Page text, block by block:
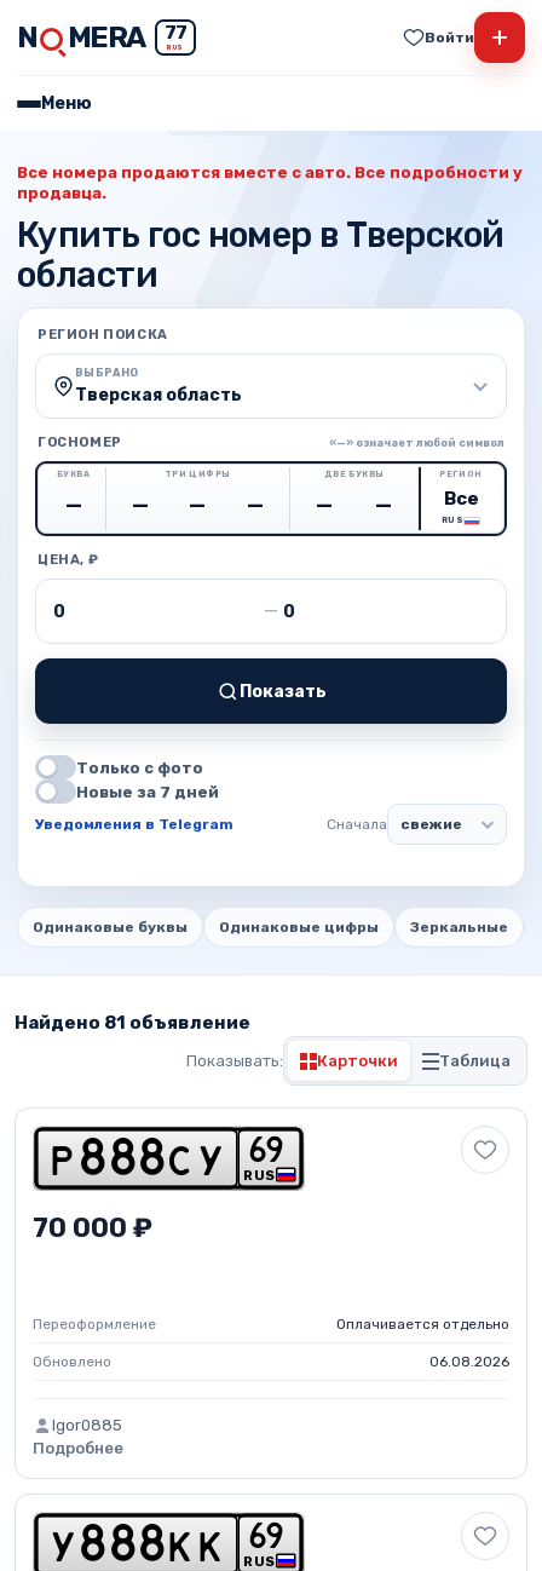
N MERA 77
RUS
Войти +
Меню
Все номера продаются вместе с авто. Все подробности у
продавца.
Купить гос номер в Тверской
области
РЕГИОН ПОИСКА
ВЫБРАНО
Тверская область
ГОСНОМЕР «—» означает любой символ
БУКВА ТРИ ЦИФРЫ ДВЕ БУКВЫ РЕГИОН
RUS
ЦЕНА, ₽
Цена от — Цена до
Показать
Только с фото
Новые за 7 дней
Уведомления в Telegram Сначала
Одинаковые буквы Одинаковые цифры Зеркальные
Найдено 81 объявление
Показывать: Карточки Таблица
p 8 88c y RUS
69
70 000 ₽
Переоформление Оплачивается отдельно
Обновлено 06.08.2026
Igor0885
Подробнее
y 8 88 k k RUS
69